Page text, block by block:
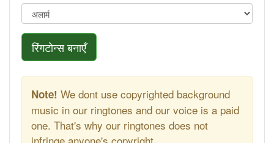
रिंगटोन्स बनाएँ
Note! We dont use copyrighted background
music in our ringtones and our voice is a paid
one. That's why our ringtones does not
infringe anyone's copyright.